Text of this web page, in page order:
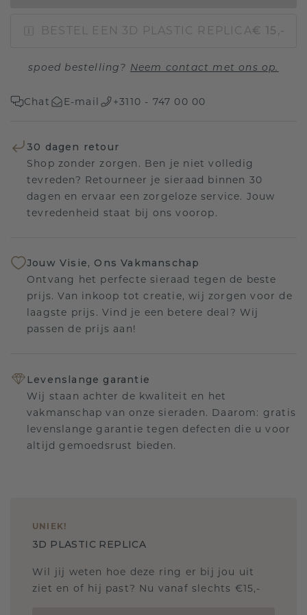
BESTEL EEN 3D PLASTIC REPLICA€ 15,-
spoed bestelling? Neem contact met ons op.
Chat E-mail +3110 - 747 00 00
30 dagen retour
Shop zonder zorgen. Ben je niet volledig
tevreden? Retourneer je sieraad binnen 30
dagen en ervaar een zorgeloze service. Jouw
tevredenheid staat bij ons voorop.
Jouw Visie, Ons Vakmanschap
Ontvang het perfecte sieraad tegen de beste
prijs. Van inkoop tot creatie, wij zorgen voor de
laagste prijs. Vind je een betere deal? Wij
passen de prijs aan!
Levenslange garantie
Wij staan achter de kwaliteit en het
vakmanschap van onze sieraden. Daarom: gratis
levenslange garantie tegen defecten die u voor
altijd gemoedsrust bieden.
UNIEK!
3D PLASTIC REPLICA
Wil jij weten hoe deze ring er bij jou uit
ziet en of hij past? Nu vanaf slechts €15,-